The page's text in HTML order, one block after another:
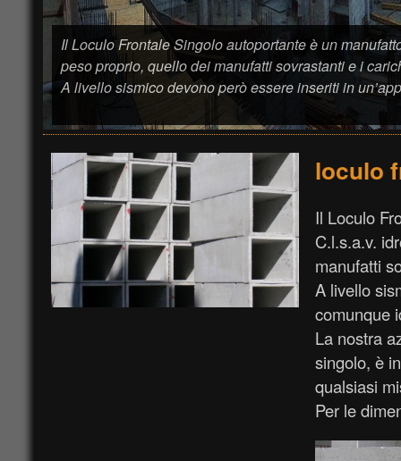
Il Loculo Frontale Singolo autoportante è un
peso proprio, quello dei manufatti sovrastanti e i
A livello sismico devono però essere inseriti in
loculo
Il Loculo
C.l.s.a.v.
manufatti
A livello
comunque
La nostra
singolo, è
qualsiasi
Per le